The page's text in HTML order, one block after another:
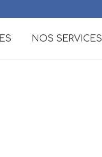
NOS SERVICES